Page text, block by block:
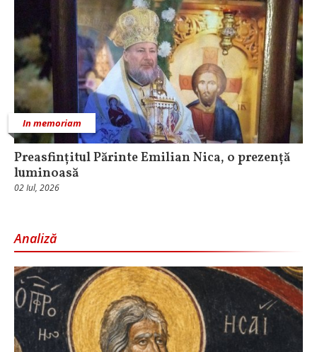
In memoriam
Preasfințitul Părinte Emilian Nica, o prezență
luminoasă
02 Iul, 2026
Analiză